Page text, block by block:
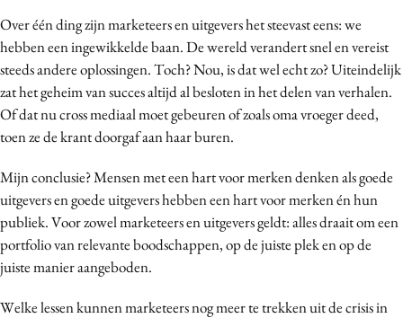
Over één ding zijn marketeers en uitgevers het steevast eens: we
hebben een ingewikkelde baan. De wereld verandert snel en vereist
steeds andere oplossingen. Toch? Nou, is dat wel echt zo? Uiteindelijk
zat het geheim van succes altijd al besloten in het delen van verhalen.
Of dat nu cross mediaal moet gebeuren of zoals oma vroeger deed,
toen ze de krant doorgaf aan haar buren.
Mijn conclusie? Mensen met een hart voor merken denken als goede
uitgevers en goede uitgevers hebben een hart voor merken én hun
publiek. Voor zowel marketeers en uitgevers geldt: alles draait om een
portfolio van relevante boodschappen, op de juiste plek en op de
juiste manier aangeboden.
Welke lessen kunnen marketeers nog meer te trekken uit de crisis in